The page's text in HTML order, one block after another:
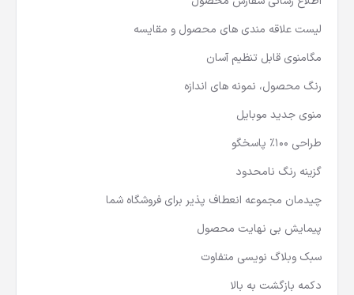
لیست علاقه مندی های محصول و مقایسه
مگامنوی قابل تنظیم آسان
رنگ محصول، نمونه های اندازه
منوی جدید موبایل
طراحی 100٪ پاسخگو
گزینه رنگ نامحدود
چیدمان مجموعه انعطاف پذیر برای فروشگاه شما
پیمایش بی نهایت محصول
سبک وبلاگ نویسی متفاوت
دکمه بازگشت به بالا